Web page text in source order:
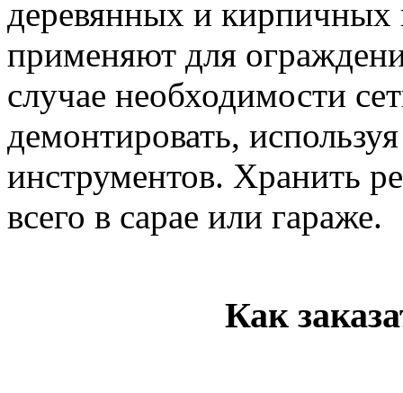
деревянных и кирпичных
применяют для
случае необходимости
демонтировать,
инструментов. Хранить
всего в сарае или гараже.
Как